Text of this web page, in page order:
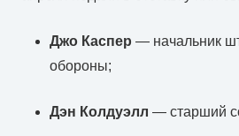
Джо Каспер — начальник
обороны;
Дэн Колдуэлл — старший